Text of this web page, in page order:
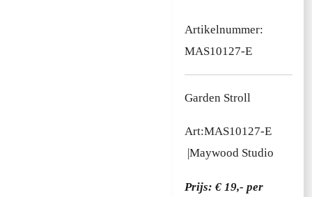
Artikelnummer:
MAS10127-E
Garden Stroll
Art:MAS10127-E
|Maywood Studio
Prijs: € 19,- per